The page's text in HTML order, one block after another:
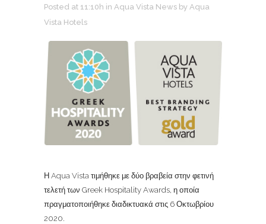
Posted at 11:10h in Aqua Vista News by Aqua
Vista Hotels
Η Aqua Vista τιμήθηκε με δύο βραβεία στην φετινή
τελετή των Greek Hospitality Awards, η οποία
πραγματοποιήθηκε διαδικτυακά στις 6 Οκτωβρίου
2020.